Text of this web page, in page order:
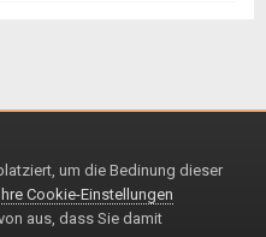
2025
Community
um die Bedinung dieser
Cookie-Einstellungen
aus, dass Sie damit